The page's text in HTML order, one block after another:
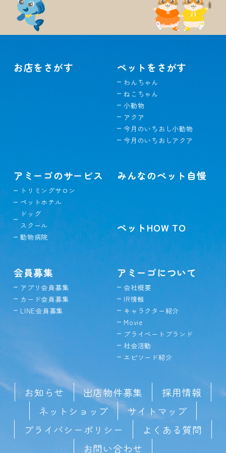
お店をさがす ペットをさがす
わんちゃん
ねこちゃん
小動物
アクア
今月のいちおし小動物
今月のいちおしアクア
アミーゴのサービス
トリミングサロン
ペットホテル
ドッグ
スクール
動物病院
みんなのペット自慢
ペットHOW TO
会員募集
アプリ会員募集
カード会員募集
LINE会員募集
アミーゴについて
会社概要
IR情報
キャラクター紹介
Movie
プライベートブランド
社会活動
エピソード紹介
お知らせ 出店物件募集
採用情報
ネットショップ
サイトマップ
プライバシーポリシー
よくある質問
お問い合わせ